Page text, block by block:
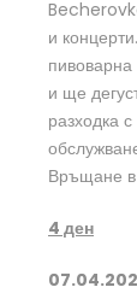
и
и ще
разходка
Връщане в
4 ден